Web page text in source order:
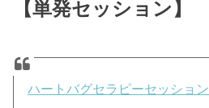
【単発セッション】
ハートバグセラピーセッション